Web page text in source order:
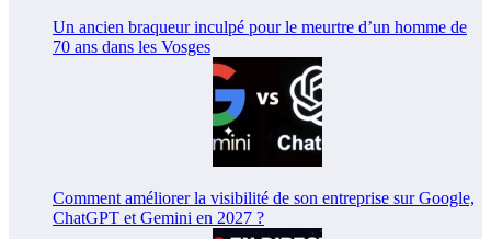
Un ancien braqueur inculpé pour le meurtre d’un homme de
70 ans dans les Vosges
Comment améliorer la visibilité de son entreprise sur Google,
ChatGPT et Gemini en 2027 ?